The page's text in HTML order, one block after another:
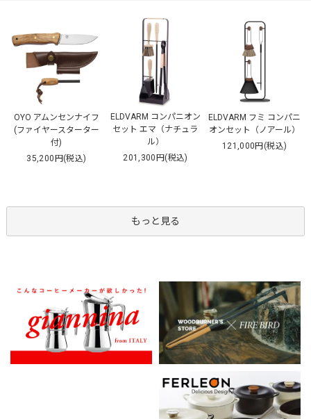
OYO アムンセンナイフ
(ファイヤースターター
付)
35,200円(税込)
ELDVARM コンパニオン
セット エマ（ナチュラ
ル）
201,300円(税込)
ELDVARM フミ コンパニ
オンセット（ノアール）
121,000円(税込)
もっと見る